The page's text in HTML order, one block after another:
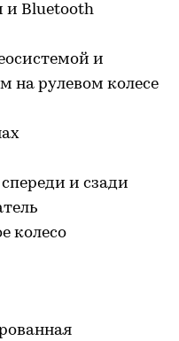
и Bluetooth
и
рулевом колесе
и сзади
колесо